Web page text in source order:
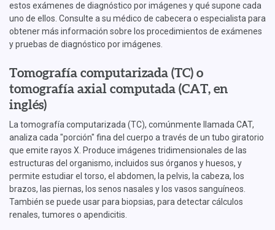
estos exámenes de diagnóstico por imágenes y qué supone cada
uno de ellos. Consulte a su médico de cabecera o especialista para
obtener más información sobre los procedimientos de exámenes
y pruebas de diagnóstico por imágenes.
Tomografía computarizada (TC) o
tomografía axial computada (CAT, en
inglés)
La tomografía computarizada (TC), comúnmente llamada CAT,
analiza cada "porción" fina del cuerpo a través de un tubo giratorio
que emite rayos X. Produce imágenes tridimensionales de las
estructuras del organismo, incluidos sus órganos y huesos, y
permite estudiar el torso, el abdomen, la pelvis, la cabeza, los
brazos, las piernas, los senos nasales y los vasos sanguíneos.
También se puede usar para biopsias, para detectar cálculos
renales, tumores o apendicitis.